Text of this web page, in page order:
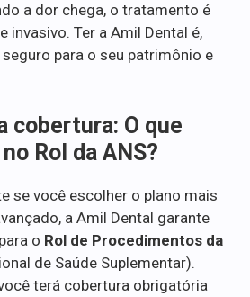
a dor chega, o tratamento é
invasivo. Ter a Amil Dental é,
para o seu patrimônio e
cobertura: O que
Rol da ANS?
se você escolher o plano mais
a Amil Dental garante
o Rol de Procedimentos da
de Saúde Suplementar).
terá cobertura obrigatória